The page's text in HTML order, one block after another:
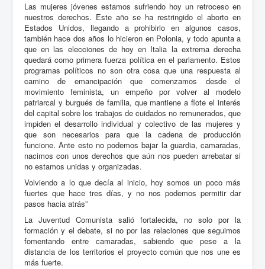
Las mujeres jóvenes estamos sufriendo hoy un retroceso en
nuestros derechos. Este año se ha restringido el aborto en
Estados Unidos, llegando a prohibirlo en algunos casos,
también hace dos años lo hicieron en Polonia, y todo apunta a
que en las elecciones de hoy en Italia la extrema derecha
quedará como primera fuerza política en el parlamento. Estos
programas políticos no son otra cosa que una respuesta al
camino de emancipación que comenzamos desde el
movimiento feminista, un empeño por volver al modelo
patriarcal y burgués de familia, que mantiene a flote el interés
del capital sobre los trabajos de cuidados no remunerados, que
impiden el desarrollo individual y colectivo de las mujeres y
que son necesarios para que la cadena de producción
funcione. Ante esto no podemos bajar la guardia, camaradas,
nacimos con unos derechos que aún nos pueden arrebatar si
no estamos unidas y organizadas.
Volviendo a lo que decía al inicio, hoy somos un poco más
fuertes que hace tres días, y no nos podemos permitir dar
pasos hacia atrás”
La Juventud Comunista salió fortalecida, no solo por la
formación y el debate, si no por las relaciones que seguimos
fomentando entre camaradas, sabiendo que pese a la
distancia de los territorios el proyecto común que nos une es
más fuerte.